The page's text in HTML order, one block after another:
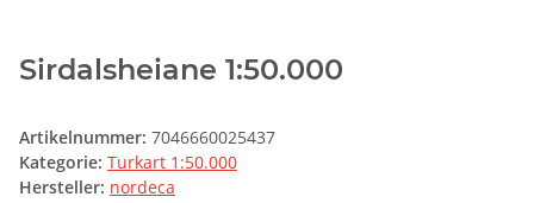
Sirdalsheiane 1:50.000
Artikelnummer: 7046660025437
Kategorie: Turkart 1:50.000
Hersteller: nordeca